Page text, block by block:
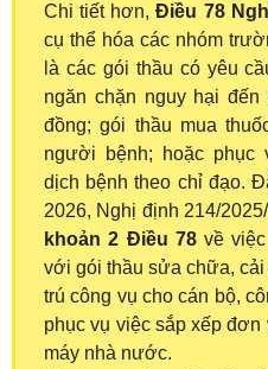
Chi tiết hơn,Điều 78
cụ thể hóa các nhóm
là các gói thầu có yêu
ngăn chặn nguy hại
đồng; gói thầu mua
người bệnh; hoặc phục
dịch bệnh theo chỉ đạo.
2026, Nghị định 214/
khoản 2 Điều 78về việc
với gói thầu sửa chữa,
trú công vụ cho cán bộ,
phục vụ việc sắp xếp
máy nhà nước.